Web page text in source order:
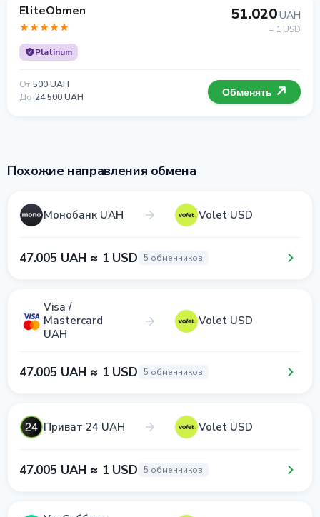
EliteObmen
Platinum
51.020UAH
= 1 USD
От 500 UAH
До 24 500 UAH Обменять
Похожие направления обмена
Монобанк UAH Volet USD
47.005 UAH ≈ 1 USD 5 обменников
Visa /
Mastercard
UAH
Volet USD
47.005 UAH ≈ 1 USD 5 обменников
Приват 24 UAH Volet USD
47.005 UAH ≈ 1 USD 5 обменников